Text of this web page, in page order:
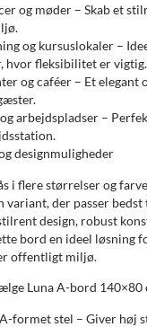
og møder – Skab et
og kursuslokaler –
hvor fleksibilitet er vigtig.
og caféer – Et elegant
arbejdspladser –
designmuligheder
i flere størrelser og
variant, der passer
design, robust
bord en ideel løsning
offentligt miljø.
Luna A-bord 140×80
formet stel – Giver høj